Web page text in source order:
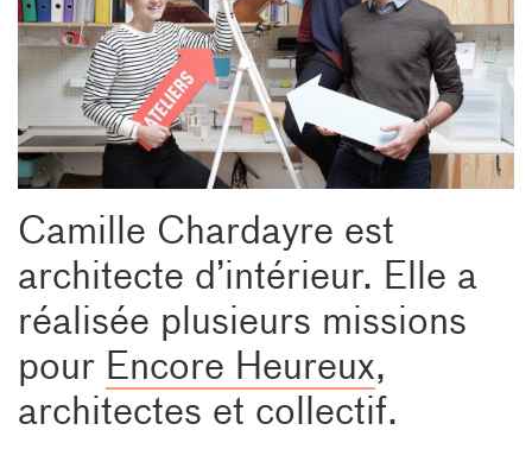
Camille Chardayre est
architecte d’intérieur. Elle a
réalisée plusieurs missions
pour Encore Heureux,
architectes et collectif.